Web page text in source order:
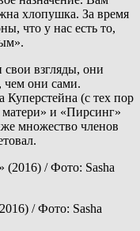
хлопушка. За время
что у нас есть то,
свои взгляды, они
чем они сами.
Куперстейна (с тех пор
и «Пирсинг»
множество членов
/ Фото: Sasha